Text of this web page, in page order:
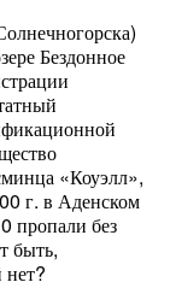
Бездонное
«Коуэлл»,
г. в Аденском
пропали без
быть,